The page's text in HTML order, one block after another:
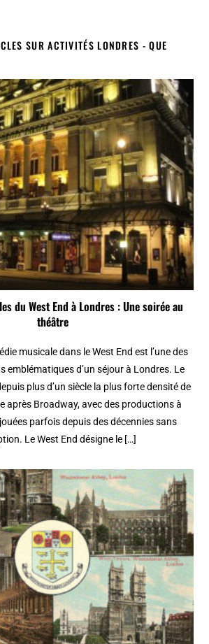
SUR ACTIVITÉS LONDRES - QUE
du West End à Londres : Une soirée au
théâtre
musicale dans le West End est l’une des
emblématiques d’un séjour à Londres. Le
plus d’un siècle la plus forte densité de
après Broadway, avec des productions à
parfois depuis des décennies sans
Le West End désigne le […]